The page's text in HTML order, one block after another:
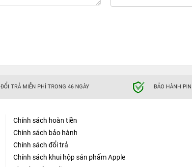
ĐỔI TRẢ MIỄN PHÍ TRONG 46 NGÀY BẢO HÀNH
Chính sách hoàn tiền
Chính sách bảo hành
Chính sách đổi trả
Chính sách khui hộp sản phẩm Apple